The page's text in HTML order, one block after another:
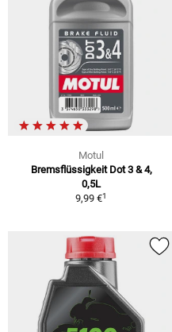
Motul
Bremsflüssigkeit Dot 3 & 4,
0,5L
9,99 €1